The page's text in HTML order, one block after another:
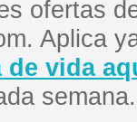
ofertas
Aplica
vida